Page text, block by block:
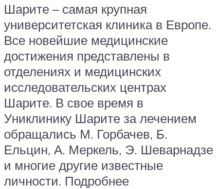
Шарите – самая крупная
университетская клиника в Европе.
Все новейшие медицинские
достижения представлены в
отделениях и медицинских
исследовательских центрах
Шарите. В свое время в
Униклинику Шарите за лечением
обращались М. Горбачев, Б.
Ельцин, А. Меркель, Э. Шеварнадзе
и многие другие известные
личности. Подробнее